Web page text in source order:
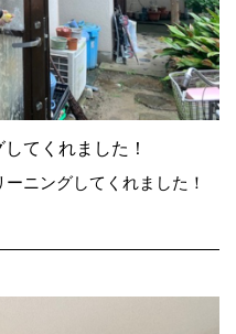
てくれました！
ニングしてくれました！